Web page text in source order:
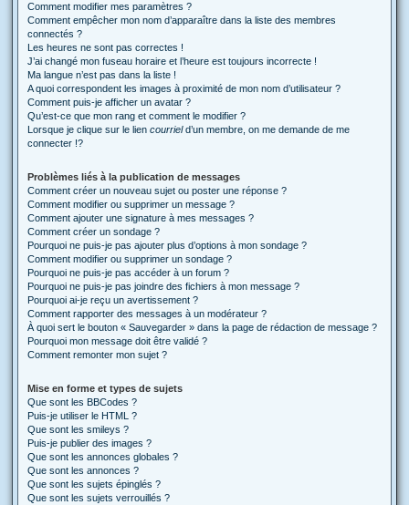
Comment modifier mes paramètres ?
Comment empêcher mon nom d’apparaître dans la liste des membres
connectés ?
Les heures ne sont pas correctes !
J’ai changé mon fuseau horaire et l’heure est toujours incorrecte !
Ma langue n’est pas dans la liste !
A quoi correspondent les images à proximité de mon nom d’utilisateur ?
Comment puis-je afficher un avatar ?
Qu’est-ce que mon rang et comment le modifier ?
Lorsque je clique sur le lien courrield’un membre, on me demande de me
connecter !?
Problèmes liés à la publication de messages
Comment créer un nouveau sujet ou poster une réponse ?
Comment modifier ou supprimer un message ?
Comment ajouter une signature à mes messages ?
Comment créer un sondage ?
Pourquoi ne puis-je pas ajouter plus d’options à mon sondage ?
Comment modifier ou supprimer un sondage ?
Pourquoi ne puis-je pas accéder à un forum ?
Pourquoi ne puis-je pas joindre des fichiers à mon message ?
Pourquoi ai-je reçu un avertissement ?
Comment rapporter des messages à un modérateur ?
À quoi sert le bouton « Sauvegarder » dans la page de rédaction de message ?
Pourquoi mon message doit être validé ?
Comment remonter mon sujet ?
Mise en forme et types de sujets
Que sont les BBCodes ?
Puis-je utiliser le HTML ?
Que sont les smileys ?
Puis-je publier des images ?
Que sont les annonces globales ?
Que sont les annonces ?
Que sont les sujets épinglés ?
Que sont les sujets verrouillés ?